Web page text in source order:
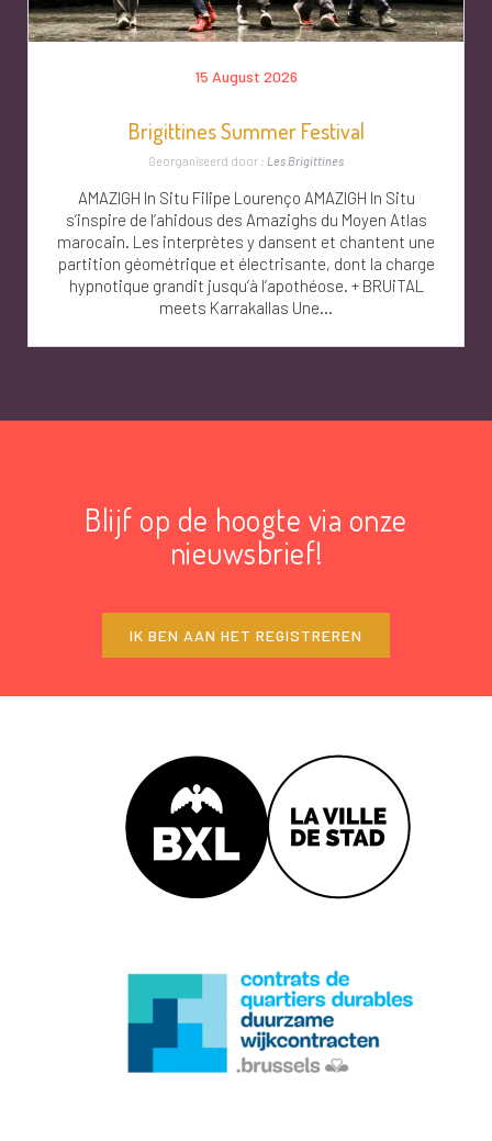
15 August 2026
Brigittines Summer Festival
Georganiseerd door : Les Brigittines
AMAZIGH In Situ Filipe Lourenço AMAZIGH In Situ
s’inspire de l’ahidous des Amazighs du Moyen Atlas
marocain. Les interprètes y dansent et chantent une
partition géométrique et électrisante, dont la charge
hypnotique grandit jusqu’à l’apothéose. + BRUiTAL
meets Karrakallas Une...
Blijf op de hoogte via onze
nieuwsbrief!
IK BEN AAN HET REGISTREREN